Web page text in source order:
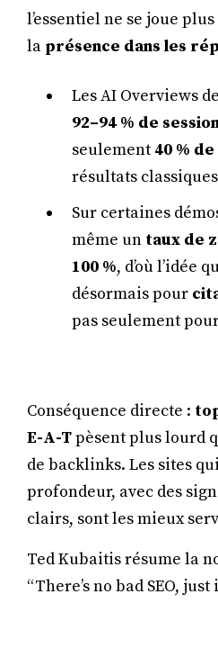
l’essentiel ne se joue
la présence dans les
Les AI Overviews
92–94 % de
seulement 40 %
résultats
Sur certaines
même un taux de
100 %, d’où l’idée
désormais pour
pas seulement
Conséquence directe :
E-A-Tpèsent plus lourd
de backlinks. Les sites
profondeur, avec des
clairs, sont les mieux
Ted Kubaitis résume la
“There’s no bad SEO,